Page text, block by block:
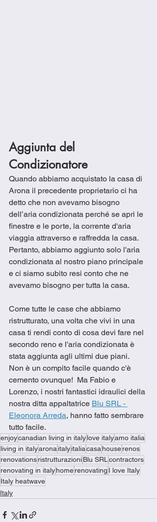
Aggiunta del
Condizionatore
Quando abbiamo acquistato la casa di
Arona il precedente proprietario ci ha
detto che non avevamo bisogno
dell’aria condizionata perché se apri le
finestre e le porte, la corrente d'aria
viaggia attraverso e raffredda la casa.
Pertanto, abbiamo aggiunto solo l'aria
condizionata al nostro piano principale
e ci siamo subito resi conto che ne
avevamo bisogno per tutta la casa.
Come tutte le case che abbiamo
ristrutturato, una volta che vivi in una
casa ti rendi conto di cosa devi fare nel
secondo reno e l'aria condizionata è
stata aggiunta agli ultimi due piani.
Non è un compito facile quando c'è
cemento ovunque!  Ma Fabio e
Lorenzo, i nostri fantastici idraulici della
nostra ditta appaltatrice Blu SRL -
Eleonora Arreda, hanno fatto sembrare
tutto facile.
enjoycanadian living in italylove italyamo italia
living in italyarona italyitaliacasa houserenos
renovationsristrutturazioniBlu SRLcontractors
renovating in italyhomerenovating I love Italy
Italy heatwave
Italy